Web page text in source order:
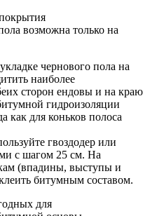
возможна только на
чернового пола на
наиболее
сторон ендовы и на краю
гидроизоляции
как для коньков полоса
гвоздодер или
с шагом 25 см. На
(впадины, выступы и
битумным составом.
для